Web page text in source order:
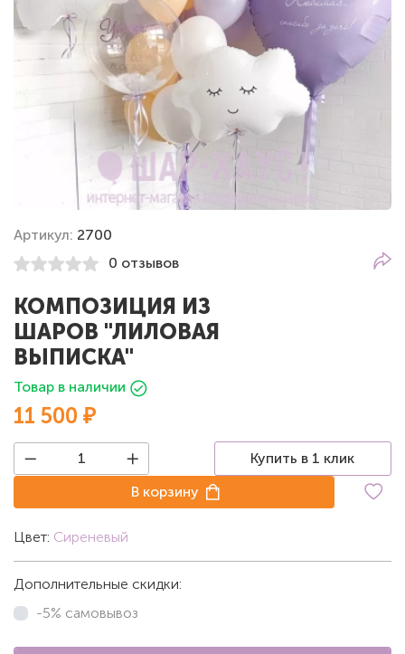
Артикул: 2700
0 отзывов
КОМПОЗИЦИЯ ИЗ
ШАРОВ "ЛИЛОВАЯ
ВЫПИСКА"
Товар в наличии
11 500 ₽
Купить в 1 клик
В корзину
Цвет: Сиреневый
Дополнительные скидки:
-5% самовывоз